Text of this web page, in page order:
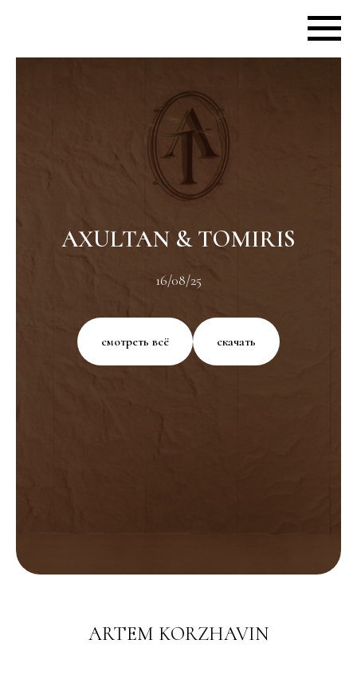
AXULTAN & TOMIRIS
16/08/25
смотреть всё скачать
ARTEM KORZHAVIN